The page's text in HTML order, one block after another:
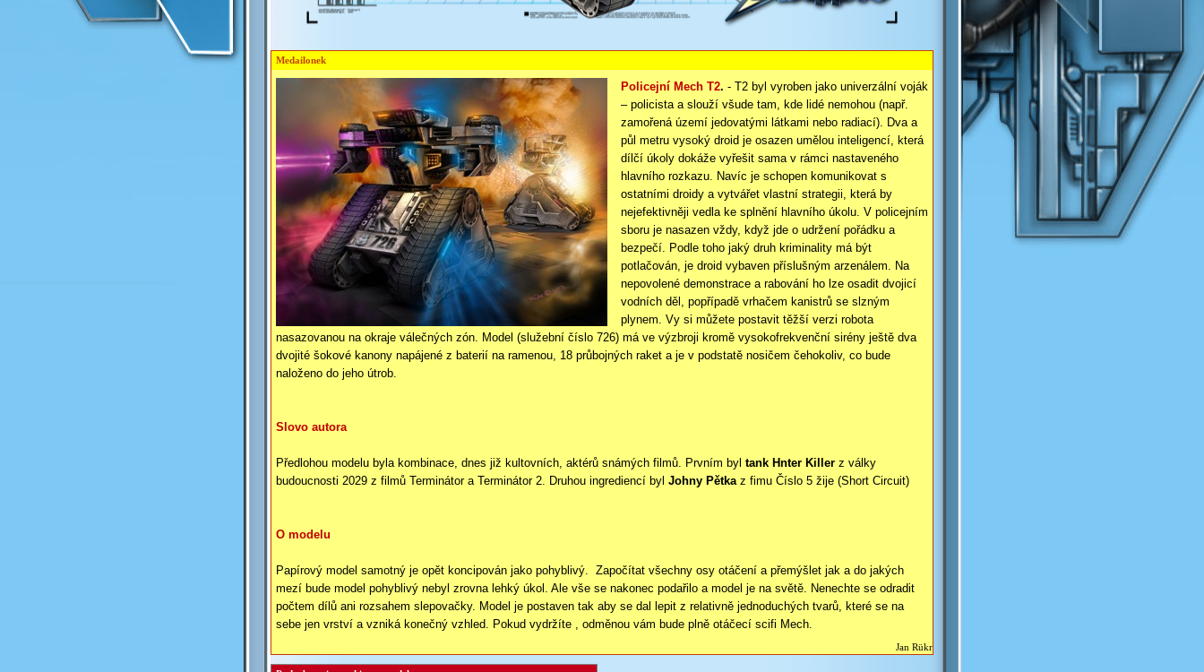
Medailonek
Policejní Mech T2. - T2 byl vyroben jako univerzální voják
– policista a slouží všude tam, kde lidé nemohou (např.
zamořená území jedovatými látkami nebo radiací). Dva a
půl metru vysoký droid je osazen umělou inteligencí, která
dílčí úkoly dokáže vyřešit sama v rámci nastaveného
hlavního rozkazu. Navíc je schopen komunikovat s
ostatními droidy a vytvářet vlastní strategii, která by
nejefektivněji vedla ke splnění hlavního úkolu. V policejním
sboru je nasazen vždy, když jde o udržení pořádku a
bezpečí. Podle toho jaký druh kriminality má být
potlačován, je droid vybaven příslušným arzenálem. Na
nepovolené demonstrace a rabování ho lze osadit dvojicí
vodních děl, popřípadě vrhačem kanistrů se slzným
plynem. Vy si můžete postavit těžší verzi robota
nasazovanou na okraje válečných zón. Model (služební číslo 726) má ve výzbroji kromě vysokofrekvenční sirény ještě dva
dvojité šokové kanony napájené z baterií na ramenou, 18 průbojných raket a je v podstatě nosičem čehokoliv, co bude
naloženo do jeho útrob.
Slovo autora
Předlohou modelu byla kombinace, dnes již kultovních, aktérů snámých filmů. Prvním byl tank Hnter Killerz války
budoucnosti 2029 z filmů Terminátor a Terminátor 2. Druhou ingrediencí byl Johny Pětkaz fimu Číslo 5 žije (Short Circuit)
O modelu
Papírový model samotný je opět koncipován jako pohyblivý. Započítat všechny osy otáčení a přemýšlet jak a do jakých
mezí bude model pohyblivý nebyl zrovna lehký úkol. Ale vše se nakonec podařilo a model je na světě. Nenechte se odradit
počtem dílů ani rozsahem slepovačky. Model je postaven tak aby se dal lepit z relativně jednoduchých tvarů, které se na
sebe jen vrství a vzniká konečný vzhled. Pokud vydržíte , odměnou vám bude plně otáčecí scifi Mech.
Jan Rükr